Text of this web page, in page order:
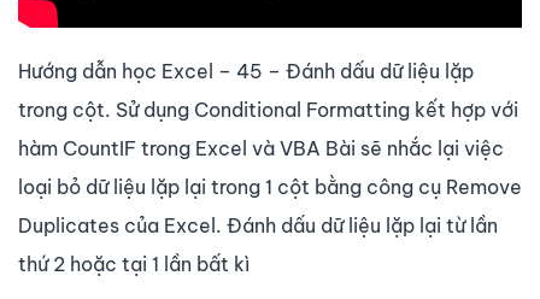
Hướng dẫn học Excel – 45 – Đánh dấu dữ liệu lặp
trong cột. Sử dụng Conditional Formatting kết hợp với
hàm CountIF trong Excel và VBA Bài sẽ nhắc lại việc
loại bỏ dữ liệu lặp lại trong 1 cột bằng công cụ Remove
Duplicates của Excel. Đánh dấu dữ liệu lặp lại từ lần
thứ 2 hoặc tại 1 lần bất kì